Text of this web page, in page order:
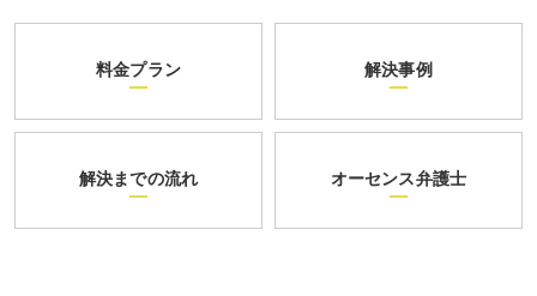
料金プラン 解決事例
解決までの流れ オーセンス弁護士